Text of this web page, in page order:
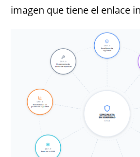
imagen que tiene el enlace